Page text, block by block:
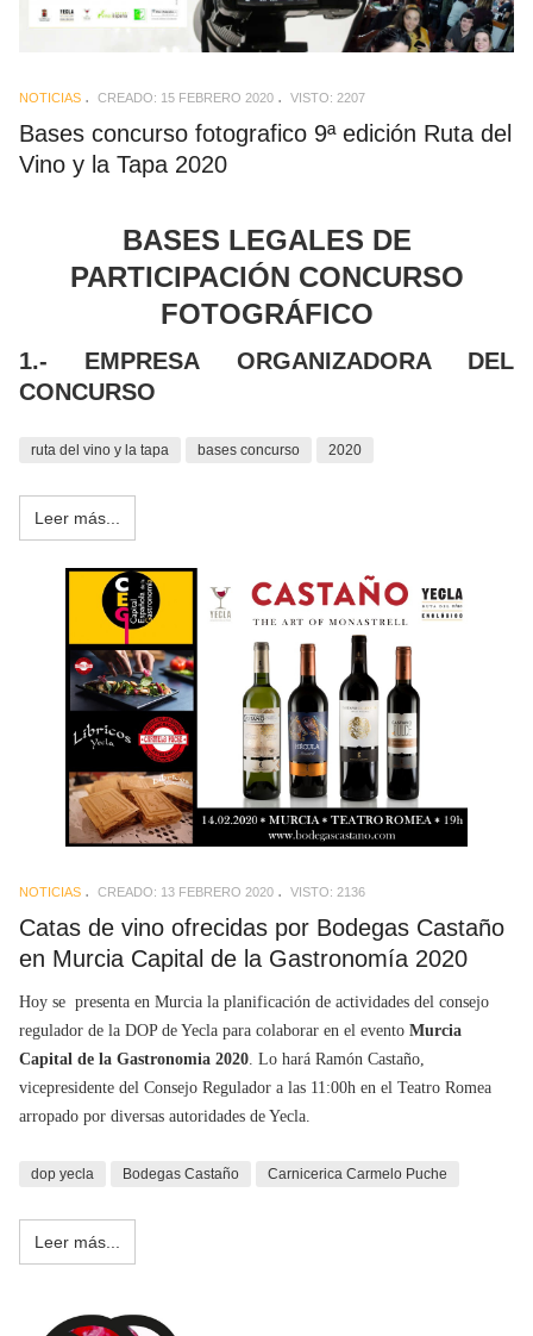
NOTICIAS CREADO: 15 FEBRERO 2020 VISTO: 2207
Bases concurso fotografico 9ª edición Ruta del
Vino y la Tapa 2020
BASES LEGALES DE
PARTICIPACIÓN CONCURSO
FOTOGRÁFICO
1.- EMPRESA ORGANIZADORA DEL
CONCURSO
ruta del vino y la tapa bases concurso 2020
Leer más...
NOTICIAS CREADO: 13 FEBRERO 2020 VISTO: 2136
Catas de vino ofrecidas por Bodegas Castaño
en Murcia Capital de la Gastronomía 2020
Hoy se presenta en Murcia la planificación de actividades del consejo
regulador de la DOP de Yecla para colaborar en el evento Murcia
Capital de la Gastronomia 2020 . Lo hará Ramón Castaño,
vicepresidente del Consejo Regulador a las 11:00h en el Teatro Romea
arropado por diversas autoridades de Yecla.
dop yecla Bodegas Castaño Carnicerica Carmelo Puche
Leer más...